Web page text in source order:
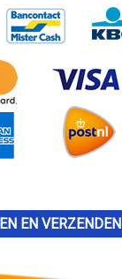
EN VERZENDEN